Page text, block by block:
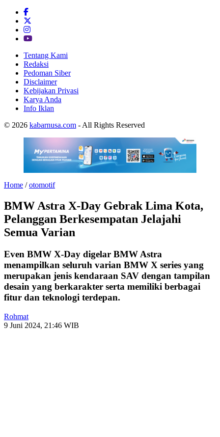
Tentang Kami
Redaksi
Pedoman Siber
Disclaimer
Kebijakan Privasi
Karya Anda
Info Iklan
© 2026 kabarnusa.com - All Rights Reserved
Home /otomotif
BMW Astra X-Day Gebrak Lima Kota,
Pelanggan Berkesempatan Jelajahi
Semua Varian
Even BMW X-Day digelar BMW Astra
menampilkan seluruh varian BMW X series yang
merupakan jenis kendaraan SAV dengan tampilan
desain yang berkarakter serta memiliki berbagai
fitur dan teknologi terdepan.
Rohmat
9 Juni 2024, 21:46 WIB